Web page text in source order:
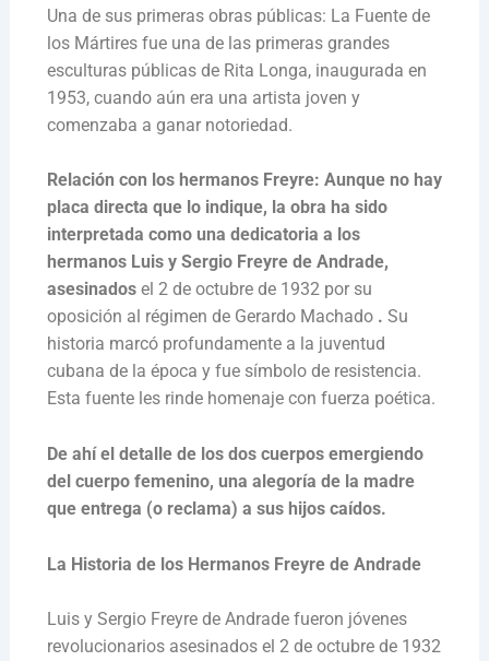
Una de sus primeras obras públicas: La Fuente de
los Mártires fue una de las primeras grandes
esculturas públicas de Rita Longa, inaugurada en
1953, cuando aún era una artista joven y
comenzaba a ganar notoriedad.
Relación con los hermanos Freyre: Aunque no hay
placa directa que lo indique, la obra ha sido
interpretada como una dedicatoria a los
hermanos Luis y Sergio Freyre de Andrade,
asesinados el 2 de octubre de 1932 por su
oposición al régimen de Gerardo Machado. Su
historia marcó profundamente a la juventud
cubana de la época y fue símbolo de resistencia.
Esta fuente les rinde homenaje con fuerza poética.
De ahí el detalle de los dos cuerpos emergiendo
del cuerpo femenino, una alegoría de la madre
que entrega (o reclama) a sus hijos caídos.
La Historia de los Hermanos Freyre de Andrade
Luis y Sergio Freyre de Andrade fueron jóvenes
revolucionarios asesinados el 2 de octubre de 1932